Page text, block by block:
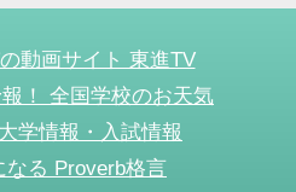
動画サイト 東進TV
！ 全国学校のお天気
学情報・入試情報
なる Proverb格言